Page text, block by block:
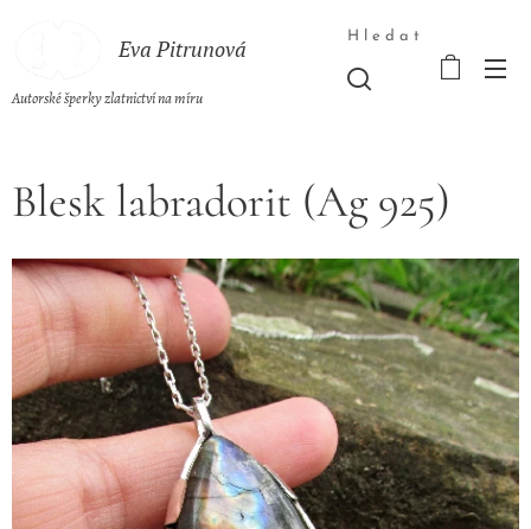
Eva Pitrunová
Autorské šperky zlatnictví na míru
Hledat
Blesk labradorit (Ag 925)